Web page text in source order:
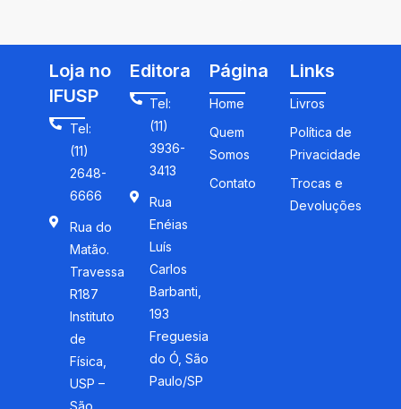
Loja no
IFUSP
Tel:
(11)
2648-
6666
Rua do
Matão.
Travessa
R187
Instituto
de
Física,
USP –
São
Editora
Tel:
(11)
3936-
3413
Rua
Enéias
Luís
Carlos
Barbanti,
193
Freguesia
do Ó, São
Paulo/SP
Página
Home
Quem
Somos
Contato
Links
Livros
Política de
Privacidade
Trocas e
Devoluções